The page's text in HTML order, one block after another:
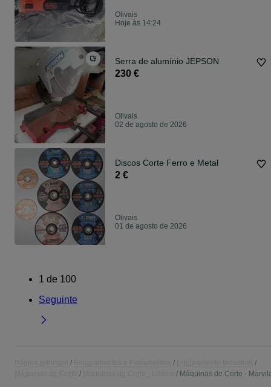
Olivais
Hoje às 14:24
Serra de alumínio JEPSON
230 €
Olivais
02 de agosto de 2026
Discos Corte Ferro e Metal
2 €
Olivais
01 de agosto de 2026
1 de 100
Seguinte
Máquinas de Corte -